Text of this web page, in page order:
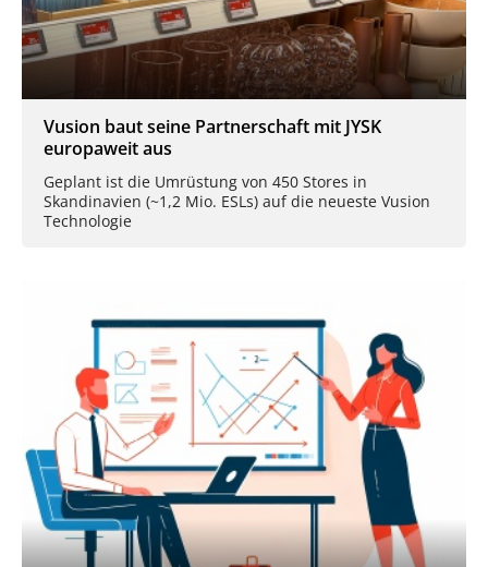
Vusion baut seine Partnerschaft mit JYSK
europaweit aus
Geplant ist die Umrüstung von 450 Stores in
Skandinavien (~1,2 Mio. ESLs) auf die neueste Vusion
Technologie